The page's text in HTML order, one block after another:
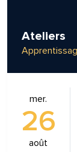
Ateliers
mer.
26
août